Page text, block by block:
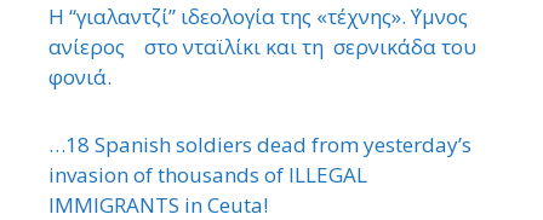
Η “γιαλαντζί” ιδεολογία της «τέχνης». ΄Υμνος
ανίερος στο νταϊλίκι και τη σερνικάδα του
φονιά.
…18 Spanish soldiers dead from yesterday’s
invasion of thousands of ILLEGAL
IMMIGRANTS in Ceuta!